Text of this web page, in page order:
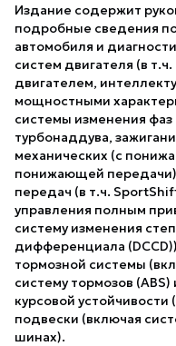
Издание содержит
подробные сведения
автомобиля и
систем двигателя (в
двигателем,
мощностными
системы изменения фаз
турбонаддува,
механических (с
понижающей передачи)
передач (в т.ч.
управления полным
систему изменения
дифференциала
тормозной системы
систему тормозов
курсовой устойчивости
подвески (включая
шинах).